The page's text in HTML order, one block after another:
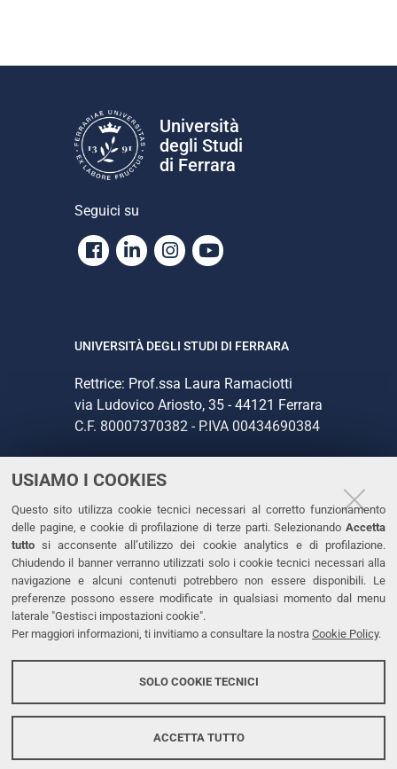
USIAMO I COOKIES
Questo sito utilizza cookie tecnici necessari al corretto funzionamento
delle pagine, e cookie di profilazione di terze parti. Selezionando Accetta
tutto si acconsente all’utilizzo dei cookie analytics e di profilazione.
Chiudendo il banner verranno utilizzati solo i cookie tecnici necessari alla
navigazione e alcuni contenuti potrebbero non essere disponibili. Le
preferenze possono essere modificate in qualsiasi momento dal menu
laterale "Gestisci impostazioni cookie".
Per maggiori informazioni, ti invitiamo a consultare la nostra Cookie Policy.
SOLO COOKIE TECNICI
ACCETTA TUTTO
Università
degli Studi
di Ferrara
Seguici su
Facebook
LinkedinInstagram
Youtube
UNIVERSITÀ DEGLI STUDI DI FERRARA
Rettrice: Prof.ssa Laura Ramaciotti
via Ludovico Ariosto, 35 - 44121 Ferrara
C.F. 80007370382 - P.IVA 00434690384
CONTATTI
Tel. +39 0532 293111
Fax. +39 0532 293031
PEC
LINKS
Dichiarazione di accessibilità
Protezione dati personali